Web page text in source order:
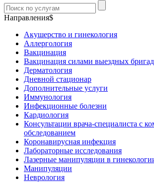
Направления$
Акушерство и гинекология
Аллергология
Вакцинация
Вакцинация силами выездных бригад
Дерматология
Дневной стационар
Дополнительные услуги
Иммунология
Инфекционные болезни
Кардиология
Консультации врача-специалиста с
обследованием
Коронавирусная инфекция
Лабораторные исследования
Лазерные манипуляции в
Манипуляции
Неврология